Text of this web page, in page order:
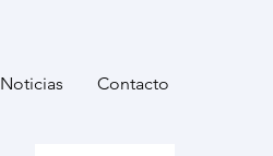
Noticias Contacto